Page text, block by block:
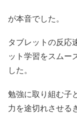
が本音でした。
タブレットの反応
ット学習をスムー
した。
勉強に取り組む子
力を途切れさせる